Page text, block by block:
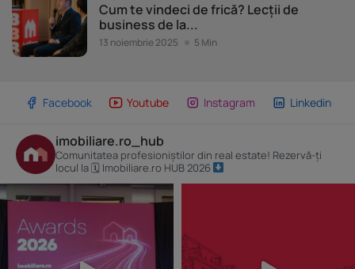
Cum te vindeci de frică? Lecții de
business de la...
13 noiembrie 2025 5 Min
Facebook Youtube Instagram Linkedin
imobiliare.ro_hub
Comunitatea profesioniștilor din real estate! Rezervă-ți
locul la 🗓 Imobiliare.ro HUB 2026